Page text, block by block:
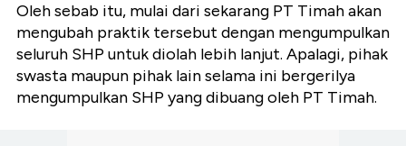
Oleh sebab itu, mulai dari sekarang PT Timah akan
mengubah praktik tersebut dengan mengumpulkan
seluruh SHP untuk diolah lebih lanjut. Apalagi, pihak
swasta maupun pihak lain selama ini bergerilya
mengumpulkan SHP yang dibuang oleh PT Timah.